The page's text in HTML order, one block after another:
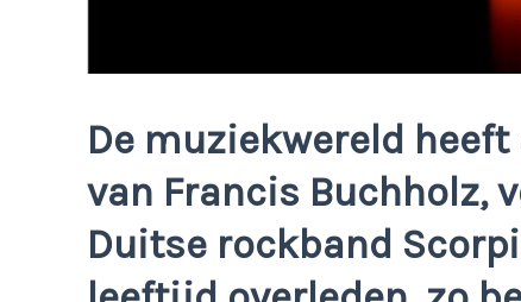
De muziekwereld
van Francis Buchholz,
Duitse rockband